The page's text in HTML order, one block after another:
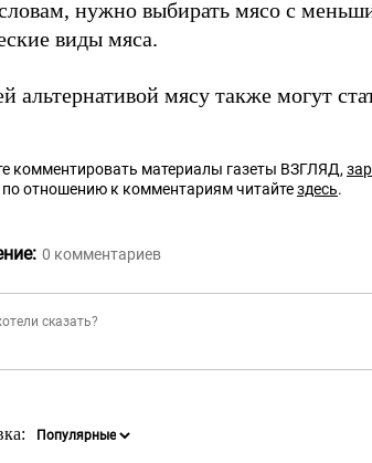
нужно выбирать мясо с
виды мяса.
альтернативой мясу также могут
комментировать материалы газеты ВЗГЛЯД,
по отношению к комментариям читайтездесь.
0 комментариев